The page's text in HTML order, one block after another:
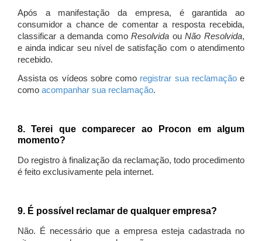
Após a manifestação da empresa, é garantida ao
consumidor a chance de comentar a resposta recebida,
classificar a demanda comoResolvida ouNão Resolvida,
e ainda indicar seu nível de satisfação com o atendimento
recebido.
Assista os vídeos sobre como registrar sua reclamaçãoe
como acompanhar sua reclamação.
8. Terei que comparecer ao Procon em algum
momento?
Do registro à finalização da reclamação, todo procedimento
é feito exclusivamente pela internet.
9. É possível reclamar de qualquer empresa?
Não. É necessário que a empresa esteja cadastrada no